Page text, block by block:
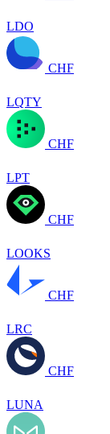
LDO
CHF
LQTY
CHF
LPT
CHF
LOOKS
CHF
LRC
CHF
LUNA